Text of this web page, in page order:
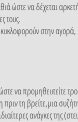
ώστε να δέχεται
τους.
στην αγορά,
να προμηθευτείτε
τη βρείτε,μια
ανάγκες της